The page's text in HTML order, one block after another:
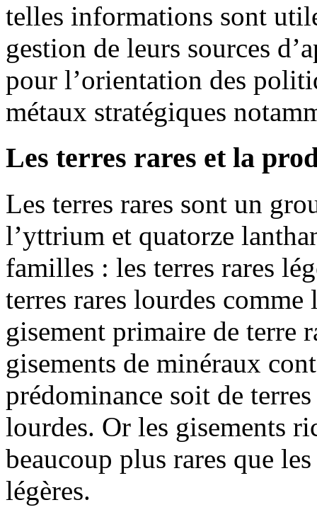
telles informations sont
gestion de leurs sources
pour l’orientation des
métaux stratégiques
Les terres rares et la
Les terres rares sont un
l’yttrium et quatorze
familles : les terres rares
terres rares lourdes
gisement primaire de terre
gisements de minéraux
prédominance soit de
lourdes. Or les gisements
beaucoup plus rares que
légères.